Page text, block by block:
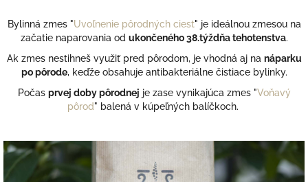
Bylinná zmes "Uvoľnenie pôrodných ciest" je ideálnou zmesou na
začatie naparovania od ukončeného 38.týždňa tehotenstva.
Ak zmes nestihneš využiť pred pôrodom, je vhodná aj na náparku
po pôrode, keďže obsahuje antibakteriálne čistiace bylinky.
Počas prvej doby pôrodnej je zase vynikajúca zmes "Voňavý
pôrod" balená v kúpeľných balíčkoch.